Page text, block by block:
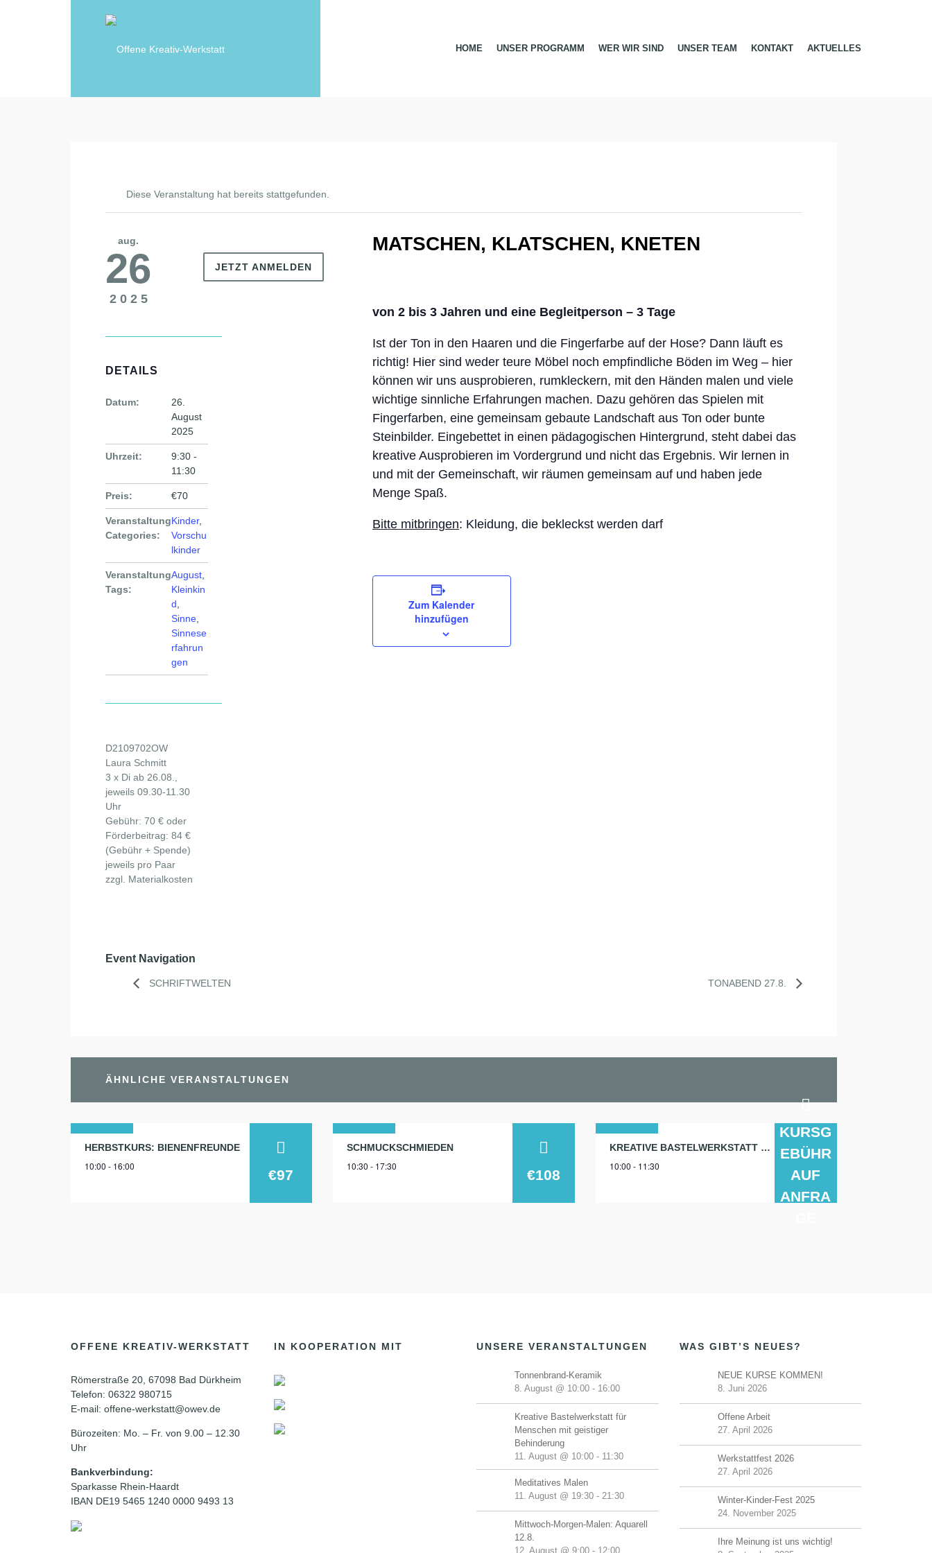
HOME UNSER PROGRAMM WER WIR SIND UNSER TEAM KONTAKT AKTUELLES
Diese Veranstaltung hat bereits stattgefunden.
MATSCHEN, KLATSCHEN, KNETEN
von 2 bis 3 Jahren und eine Begleitperson – 3 Tage
Ist der Ton in den Haaren und die Fingerfarbe auf der Hose? Dann läuft es
richtig! Hier sind weder teure Möbel noch empfindliche Böden im Weg – hier
können wir uns ausprobieren, rumkleckern, mit den Händen malen und viele
wichtige sinnliche Erfahrungen machen. Dazu gehören das Spielen mit
Fingerfarben, eine gemeinsam gebaute Landschaft aus Ton oder bunte
Steinbilder. Eingebettet in einen pädagogischen Hintergrund, steht dabei das
kreative Ausprobieren im Vordergrund und nicht das Ergebnis. Wir lernen in
und mit der Gemeinschaft, wir räumen gemeinsam auf und haben jede
Menge Spaß.
Bitte mitbringen: Kleidung, die bekleckst werden darf
Zum Kalender
hinzufügen
aug.
26
2025
JETZT ANMELDEN
DETAILS
Datum:
26.
August
2025
Uhrzeit:
9:30 -
11:30
Preis: €70
Veranstaltung
Categories:
Kinder,
Vorschu
lkinder
Veranstaltung
Tags:
August
Kleinkin
d
Sinne
Sinnese
rfahrun
gen
D2109702OW
Laura Schmitt
3 x Di ab 26.08.,
jeweils 09.30-11.30
Uhr
Gebühr: 70 € oder
Förderbeitrag: 84 €
(Gebühr + Spende)
jeweils pro Paar
zzgl. Materialkosten
Event Navigation
SCHRIFTWELTEN TONABEND 27.8.
ÄHNLICHE VERANSTALTUNGEN
21
okt.
HERBSTKURS: BIENENFREUNDE
10:00 - 16:00
€97
01
aug.
SCHMUCKSCHMIEDEN
10:30 - 17:30
€108
11
aug.
KREATIVE BASTELWERKSTATT FÜR MENSCHEN MIT GEISTIGER BEHINDERUNG
10:00 - 11:30
KURSG
EBÜHR
AUF
ANFRA
OFFENE KREATIV-WERKSTATT
Römerstraße 20, 67098 Bad Dürkheim
Telefon: 06322 980715
E-mail: offene-werkstatt@owev.de
Bürozeiten: Mo. – Fr. von 9.00 – 12.30
Uhr
Bankverbindung:
Sparkasse Rhein-Haardt
IBAN DE19 5465 1240 0000 9493 13
IN KOOPERATION MIT UNSERE VERANSTALTUNGEN
Tonnenbrand-Keramik
8. August @ 10:00 - 16:00
Kreative Bastelwerkstatt für
Menschen mit geistiger
Behinderung
11. August @ 10:00 - 11:30
Meditatives Malen
11. August @ 19:30 - 21:30
Mittwoch-Morgen-Malen: Aquarell
12.8.
12. August @ 9:00 - 12:00
WAS GIBT’S NEUES?
NEUE KURSE KOMMEN!
8. Juni 2026
Offene Arbeit
27. April 2026
Werkstattfest 2026
27. April 2026
Winter-Kinder-Fest 2025
24. November 2025
Ihre Meinung ist uns wichtig!